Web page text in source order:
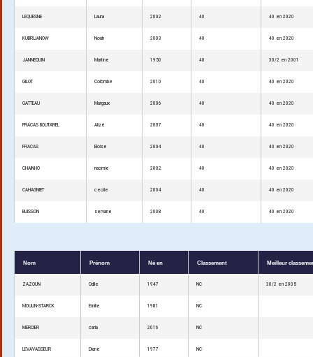
LEQUESNE Laura 2002 40 40 en 2020
KUBRIJANOW Noah 2003 40 40 en 2020
JANNEQUIN Martine 1950 40 30/2 en 2001
GILOT Colombe 2010 40 40 en 2020
GATTEAU Margaux 2006 40 40 en 2020
FRACAS BOUTAREL Alizé 2007 40 40 en 2020
FRACAS Eloise 2004 40 40 en 2020
CHAINHO naomie 2002 40 40 en 2020
CAHAGNIET cecile 2004 40 40 en 2020
BUISSON servane 2008 40 40 en 2020
Nom Prénom Né en Classement Meilleur
ZAZOUN Odile 1947 NC 30/2 en 2005
MOULIN-STARCK Emilie 1981 NC
MERCIER carla 2016 NC
LEVAVASSEUR Diane 1977 NC